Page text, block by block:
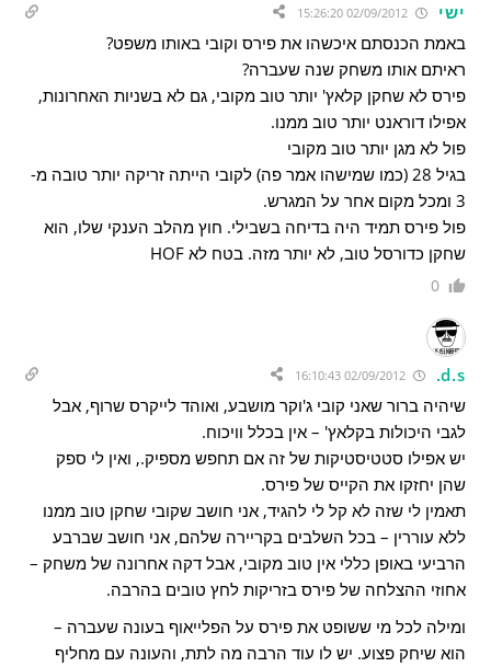
ישי
באמת הכנסתם איכשהו את פירס וקובי באותו משפט?
ראיתם אותו משחק שנה שעברה?
פירס לא שחקן קלאץ' יותר טוב מקובי, גם לא בשניות האחרונות,
אפילו דוראנט יותר טוב ממנו.
פול לא מגן יותר טוב מקובי
בגיל 28 (כמו שמישהו אמר פה) לקובי הייתה זריקה יותר טובה מ-
3 ומכל מקום אחר על המגרש.
פול פירס תמיד היה בדיחה בשבילי. חוץ מהלב הענקי שלו, הוא
שחקן כדורסל טוב, לא יותר מזה. בטח לא HOF
0
d.s.
02/09/2012 16:10:43
שיהיה ברור שאני קובי ג'וקר מושבע, ואוהד לייקרס שרוף, אבל
לגבי היכולות בקלאץ' – אין בכלל וויכוח.
יש אפילו סטטיסטיקות של זה אם תחפש מספיק., ואין לי ספק
שהן יחזקו את הקייס של פירס.
תאמין לי שזה לא קל לי להגיד, אני חושב שקובי שחקן טוב ממנו
ללא עוררין – בכל השלבים בקריירה שלהם, אני חושב שברבע
הרביעי באופן כללי אין טוב מקובי, אבל דקה אחרונה של משחק –
אחוזי ההצלחה של פירס בזריקות לחץ טובים בהרבה.
ומילה לכל מי ששופט את פירס על הפלייאוף בעונה שעברה –
הוא שיחק פצוע. יש לו עוד הרבה מה לתת, והעונה עם מחליף